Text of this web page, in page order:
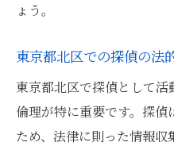
ょう。
東京都北区での探偵の法
東京都北区で探偵として活
倫理が特に重要です。探偵
ため、法律に則った情報